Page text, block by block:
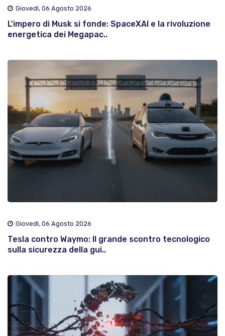
Giovedì, 06 Agosto 2026
L'impero di Musk si fonde: SpaceXAI e la rivoluzione
energetica dei Megapac..
Giovedì, 06 Agosto 2026
Tesla contro Waymo: Il grande scontro tecnologico
sulla sicurezza della gui..